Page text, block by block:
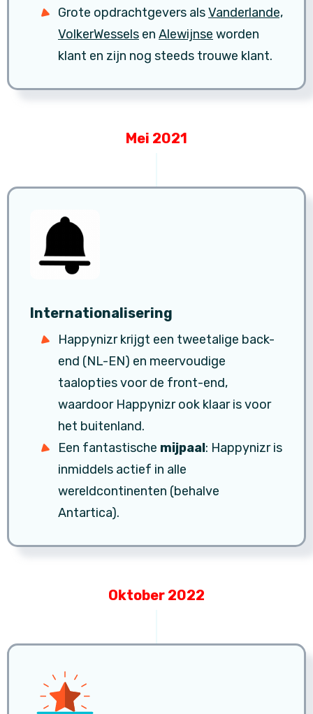
Grote opdrachtgevers alsVanderlande,
VolkerWessels en Alewijnse worden
klant en zijn nog steeds trouwe klant.
Mei 2021
Internationalisering
Happynizr krijgt een tweetalige back-
end (NL-EN) en meervoudige
taalopties voor de front-end,
waardoor Happynizr ook klaar is voor
het buitenland.
Een fantastische mijpaal: Happynizr is
inmiddels actief in alle
wereldcontinenten (behalve
Antartica).
Oktober 2022